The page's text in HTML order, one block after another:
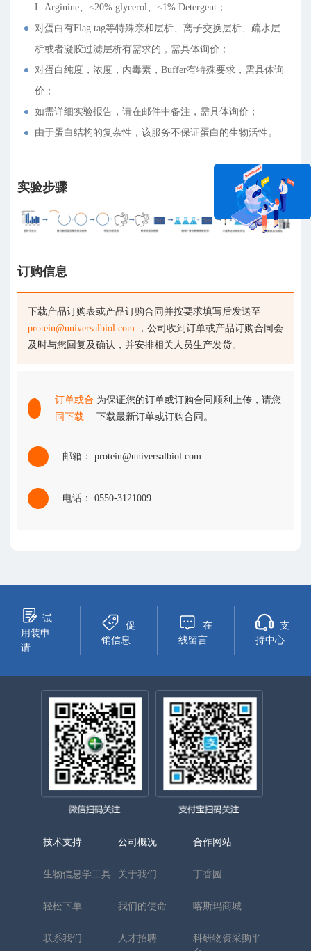
L-Arginine、≤20% glycerol、≤1% Detergent；
对蛋白有Flag tag等特殊亲和层析、离子交换层析、疏水层
析或者凝胶过滤层析有需求的，需具体询价；
对蛋白纯度，浓度，内毒素，Buffer有特殊要求，需具体询
价；
如需详细实验报告，请在邮件中备注，需具体询价；
由于蛋白结构的复杂性，该服务不保证蛋白的生物活性。
实验步骤
订购信息
下载产品订购表或产品订购合同并按要求填写后发送至
protein@universalbiol.com ，公司收到订单或产品订购合同会
及时与您回复及确认，并安排相关人员生产发货。
订单或合
同下载
为保证您的订单或订购合同顺利上传，请您
下载最新订单或订购合同。
邮箱： protein@universalbiol.com
电话： 0550-3121009
试
用装申
请
促
销信息
在
线留言
支
持中心
技术支持
生物信息学工具
轻松下单
联系我们
公司概况
关于我们
我们的使命
人才招聘
合作网站
丁香园
喀斯玛商城
科研物资采购平